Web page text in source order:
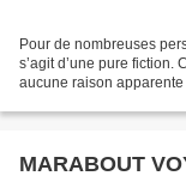
Pour de nombreuses
s’agit d’une pure fiction.
aucune raison
MARABOUT